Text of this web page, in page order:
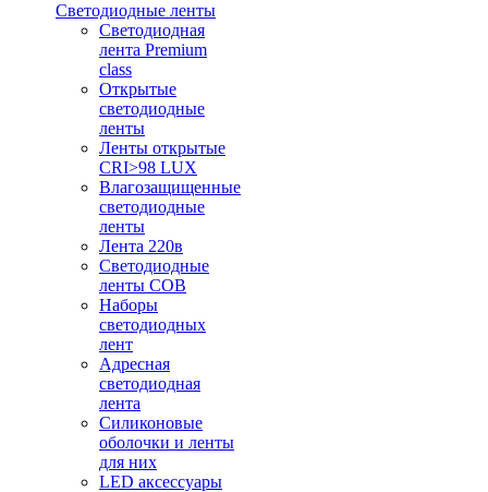
Светодиодные ленты
Светодиодная
лента Premium
class
Открытые
светодиодные
ленты
Ленты открытые
CRI>98 LUX
Влагозащищенные
светодиодные
ленты
Лента 220в
Светодиодные
ленты COB
Наборы
светодиодных
лент
Адресная
светодиодная
лента
Силиконовые
оболочки и ленты
для них
LED аксессуары